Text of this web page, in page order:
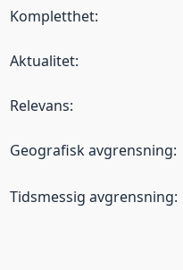
Kompletthet:
Aktualitet:
Relevans:
Geografisk avgrensning:
Tidsmessig avgrensning: